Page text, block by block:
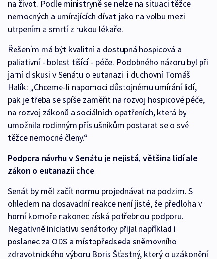
na život. Podle ministryně se nelze na situaci těžce
nemocných a umírajících dívat jako na volbu mezi
utrpením a smrtí z rukou lékaře.
Řešením má být kvalitní a dostupná hospicová a
paliativní - bolest tišící - péče. Podobného názoru byl při
jarní diskusi v Senátu o eutanazii i duchovní Tomáš
Halík: „Chceme-li napomoci důstojnému umírání lidí,
pak je třeba se spíše zaměřit na rozvoj hospicové péče,
na rozvoj zákonů a sociálních opatřeních, která by
umožnila rodinným příslušníkům postarat se o své
těžce nemocné členy.“
Podpora návrhu v Senátu je nejistá, většina lidí ale
zákon o eutanazii chce
Senát by měl začít normu projednávat na podzim. S
ohledem na dosavadní reakce není jisté, že předloha v
horní komoře nakonec získá potřebnou podporu.
Negativně iniciativu senátorky přijal například i
poslanec za ODS a místopředseda sněmovního
zdravotnického výboru Boris Šťastný, který o uzákonění